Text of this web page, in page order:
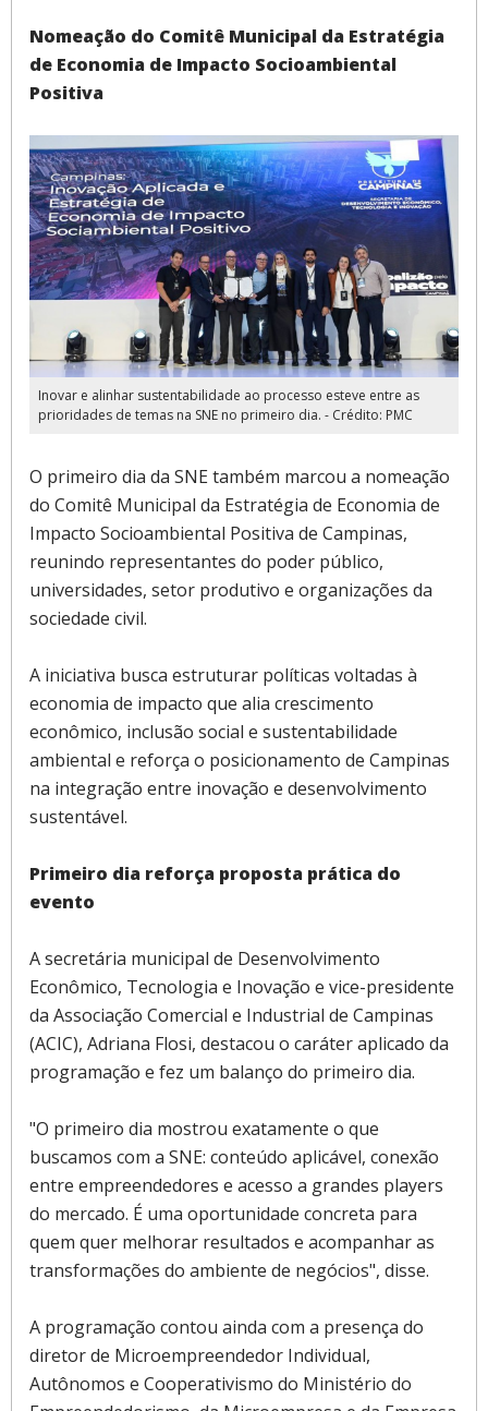
Nomeação do Comitê Municipal da Estratégia
de Economia de Impacto Socioambiental
Positiva
Inovar e alinhar sustentabilidade ao processo esteve entre as
prioridades de temas na SNE no primeiro dia. - Crédito: PMC
O primeiro dia da SNE também marcou a nomeação
do Comitê Municipal da Estratégia de Economia de
Impacto Socioambiental Positiva de Campinas,
reunindo representantes do poder público,
universidades, setor produtivo e organizações da
sociedade civil.
A iniciativa busca estruturar políticas voltadas à
economia de impacto que alia crescimento
econômico, inclusão social e sustentabilidade
ambiental e reforça o posicionamento de Campinas
na integração entre inovação e desenvolvimento
sustentável.
Primeiro dia reforça proposta prática do
evento
A secretária municipal de Desenvolvimento
Econômico, Tecnologia e Inovação e vice-presidente
da Associação Comercial e Industrial de Campinas
(ACIC), Adriana Flosi, destacou o caráter aplicado da
programação e fez um balanço do primeiro dia.
"O primeiro dia mostrou exatamente o que
buscamos com a SNE: conteúdo aplicável, conexão
entre empreendedores e acesso a grandes players
do mercado. É uma oportunidade concreta para
quem quer melhorar resultados e acompanhar as
transformações do ambiente de negócios", disse.
A programação contou ainda com a presença do
diretor de Microempreendedor Individual,
Autônomos e Cooperativismo do Ministério do